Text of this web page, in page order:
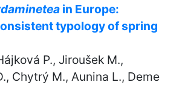
in Europe:
typology of spring
P., Jiroušek M.,
Chytrý M., Aunina L., Deme